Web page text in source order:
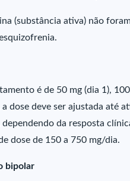
(substância ativa) não
é de 50 mg (dia 1),
dose deve ser ajustada até
da resposta
dose de 150 a 750 mg/dia.
bipolar